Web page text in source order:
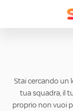
Stai cercando un
tua squadra, il
proprio non vuoi